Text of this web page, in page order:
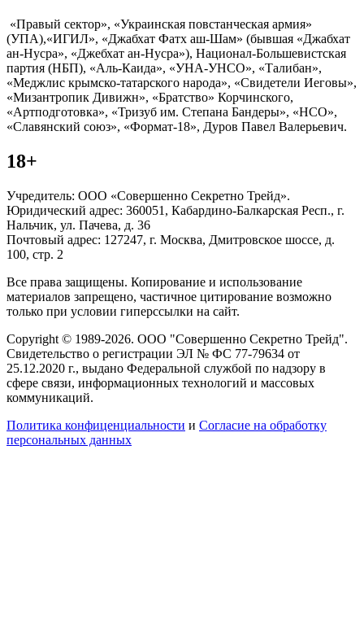
«Правый сектор», «Украинская повстанческая армия»
(УПА),«ИГИЛ», «Джабхат Фатх аш-Шам» (бывшая «Джабхат
ан-Нусра», «Джебхат ан-Нусра»), Национал-Большевистская
партия (НБП), «Аль-Каида», «УНА-УНСО», «Талибан»,
«Меджлис крымско-татарского народа», «Свидетели Иеговы»,
«Мизантропик Дивижн», «Братство» Корчинского,
«Артподготовка», «Тризуб им. Степана Бандеры», «НСО»,
«Славянский союз», «Формат-18», Дуров Павел Валерьевич.
18+
Учредитель: ООО «Совершенно Секретно Трейд».
Юридический адрес: 360051, Кабардино-Балкарская Респ., г.
Нальчик, ул. Пачева, д. 36
Почтовый адрес: 127247, г. Москва, Дмитровское шоссе, д.
100, стр. 2
Все права защищены. Копирование и использование
материалов запрещено, частичное цитирование возможно
только при условии гиперссылки на сайт.
Copyright © 1989-2026. ООО "Совершенно Секретно Трейд".
Свидетельство о регистрации ЭЛ № ФС 77-79634 от
25.12.2020 г., выдано Федеральной службой по надзору в
сфере связи, информационных технологий и массовых
коммуникаций.
Политика конфиценциальности и Согласие на обработку
персональных данных